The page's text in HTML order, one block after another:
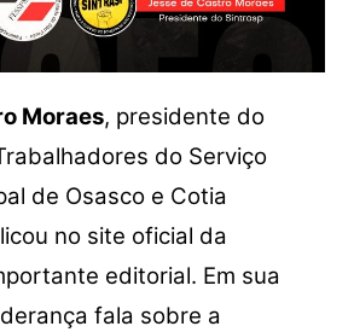
Moraes, presidente do
do Serviço
de Osasco e Cotia
no site oficial da
editorial. Em sua
fala sobre a